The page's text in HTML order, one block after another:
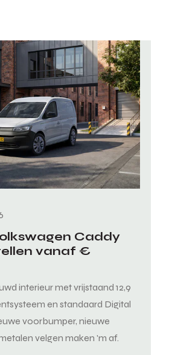
Caddy
vanaf €
interieur met vrijstaand 12,9
en standaard Digital
voorbumper, nieuwe
velgen maken 'm af.